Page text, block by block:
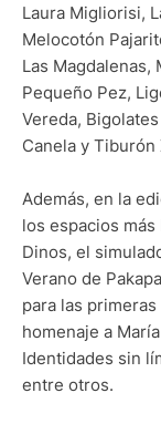
Laura Migliorisi,
Melocotón
Las Magdalenas,
Pequeño Pez,
Vereda,
Canela y Tiburón
Además, en la
los espacios
Dinos, el
Verano de
para las
homenaje a
Identidades sin
entre otros.